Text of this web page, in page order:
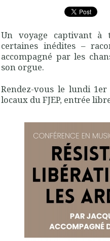
Un voyage captivant à
certaines inédites –
accompagné par les
son orgue.
Rendez-vous le lundi
locaux du FJEP, entrée